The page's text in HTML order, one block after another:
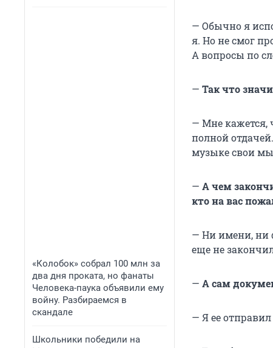
«Колобок» собрал 100 млн за
два дня проката, но фанаты
Человека-паука объявили ему
войну. Разбираемся в
скандале
Школьники победили на
— Обычно я
я. Но не смог
А вопросы по
— Так что
— Мне кажется,
полной
музыке свои
— А чем
кто на вас
— Ни имени, ни
еще не
— А сам
— Я ее